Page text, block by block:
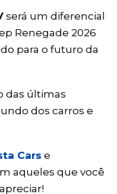
será um diferencial
Renegade 2026
para o futuro da
das últimas
dos carros e
Cars e
aqueles que você